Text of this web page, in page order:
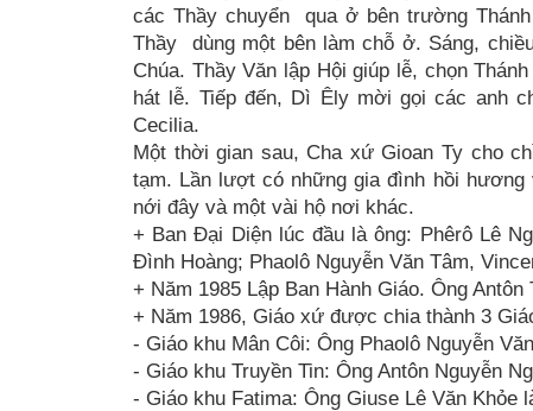
các Thầy chuyển qua ở bên trường
Thầy dùng một bên làm chỗ ở. Sáng,
Chúa. Thầy Văn lập Hội giúp lễ, chọn
hát lễ. Tiếp đến, Dì Êly mời gọi các anh
Cecilia.
Một thời gian sau, Cha xứ Gioan Ty cho
tạm. Lần lượt có những gia đình hồi
nới đây và một vài hộ nơi khác.
+ Ban Đại Diện lúc đầu là ông: Phêrô Lê
Đình Hoàng; Phaolô Nguyễn Văn Tâm,
+ Năm 1985 Lập Ban Hành Giáo. Ông
+ Năm 1986, Giáo xứ được chia thành 3
- Giáo khu Mân Côi: Ông Phaolô Nguyễn
- Giáo khu Truyền Tin: Ông Antôn Nguyễn
- Giáo khu Fatima: Ông Giuse Lê Văn Khỏe